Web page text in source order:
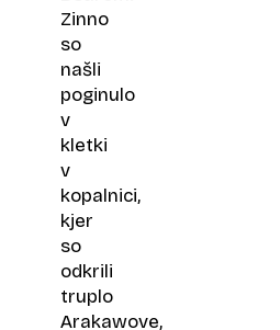
Zinno
so
našli
poginulo
v
kletki
v
kopalnici,
kjer
so
odkrili
truplo
Arakawove,